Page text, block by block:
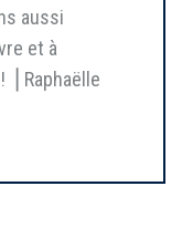
aussi
et à
⎥ Raphaëlle